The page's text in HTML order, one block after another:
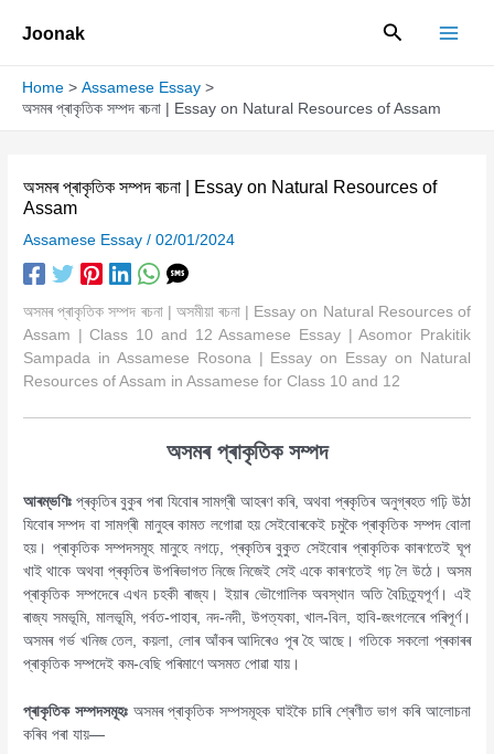
Joonak Search
Home
Assamese Essay
অসমৰ প্ৰাকৃতিক সম্পদ ৰচনা | Essay on Natural Resources of Assam
অসমৰ প্ৰাকৃতিক সম্পদ ৰচনা | Essay on Natural Resources of
Assam
Assamese Essay /02/01/2024
অসমৰ প্ৰাকৃতিক সম্পদ ৰচনা | অসমীয়া ৰচনা | Essay on Natural Resources of
Assam | Class 10 and 12 Assamese Essay | Asomor Prakitik
Sampada in Assamese Rosona | Essay on Essay on Natural
Resources of Assam in Assamese for Class 10 and 12
অসমৰ প্ৰাকৃতিক সম্পদ
আৰম্ভণিঃ প্ৰকৃতিৰ বুকুৰ পৰা যিবােৰ সামগ্ৰী আহৰণ কৰি, অথবা প্ৰকৃতিৰ অনুগ্ৰহত গঢ়ি উঠা
যিবােৰ সম্পদ বা সামগ্ৰী মানুহৰ কামত লগােৱা হয় সেইবােৰকেই চমুকৈ প্ৰাকৃতিক সম্পদ বােলা
হয়। প্ৰাকৃতিক সম্পদসমূহ মানুহে নগঢ়ে, প্ৰকৃতিৰ বুকুত সেইবােৰ প্ৰাকৃতিক কাৰণতেই ঘূপ
খাই থাকে অথবা প্ৰকৃতিৰ উপৰিভাগত নিজে নিজেই সেই একে কাৰণতেই গঢ় লৈ উঠে। অসম
প্ৰাকৃতিক সম্পদেৰে এখন চহকী ৰাজ্য। ইয়াৰ ভৌগােলিক অবস্থান অতি বৈচিত্ৰ্যপূৰ্ণ। এই
ৰাজ্য সমভূমি, মালভূমি, পৰ্বত-পাহাৰ, নদ-নদী, উপত্যকা, খাল-বিল, হাবি-জংগলেৰে পৰিপূৰ্ণ।
অসমৰ গৰ্ভ খনিজ তেল, কয়লা, লোৰ আঁকৰ আদিৰেও পূৰ হৈ আছে। গতিকে সকলাে প্ৰকাৰৰ
প্ৰাকৃতিক সম্পদেই কম-বেছি পৰিমাণে অসমত পােৱা যায়।
প্ৰাকৃতিক সম্পদসমূহঃঅসমৰ প্ৰাকৃতিক সম্পসমূহক ঘাইকৈ চাৰি শ্ৰেণীত ভাগ কৰি আলোচনা
কৰিব পৰা যায়—